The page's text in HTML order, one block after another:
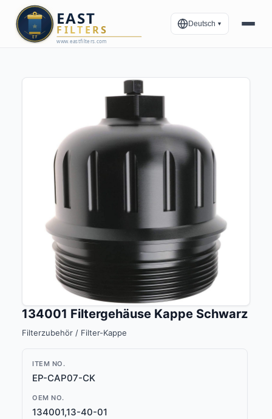
Deutsch ▼
134001 Filtergehäuse Kappe Schwarz
Filterzubehör / Filter-Kappe
ITEM NO.
EP-CAP07-CK
OEM NO.
134001,13-40-01